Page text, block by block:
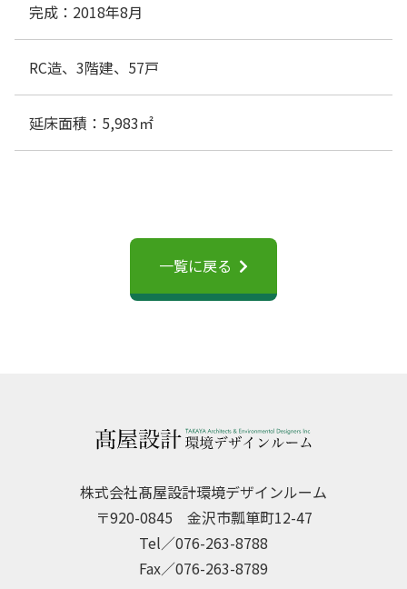
完成：2018年8月
RC造、3階建、57戸
延床面積：5,983㎡
一覧に戻る
株式会社髙屋設計環境デザインルーム
〒920-0845 金沢市瓢箪町12-47
Tel／076-263-8788
Fax／076-263-8789